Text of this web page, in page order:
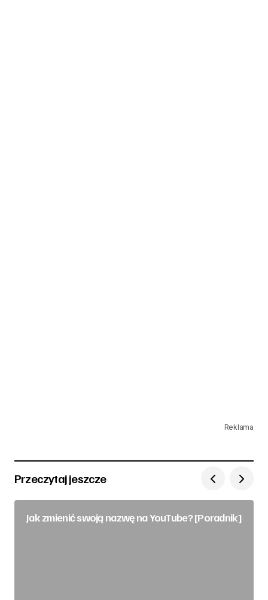
Reklama
Przeczytaj jeszcze
Jak zmienić swoją nazwę na YouTube? [Poradnik]